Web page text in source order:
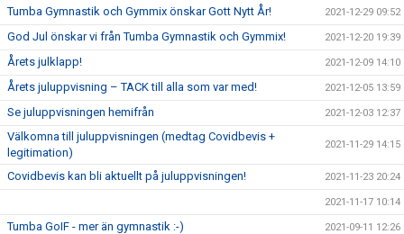
Tumba Gymnastik och Gymmix önskar Gott Nytt År! 2021-12-29 09:52
God Jul önskar vi från Tumba Gymnastik och Gymmix! 2021-12-20 19:39
Årets julklapp! 2021-12-09 14:10
Årets juluppvisning – TACK till alla som var med! 2021-12-05 13:59
Se juluppvisningen hemifrån 2021-12-03 12:37
Välkomna till juluppvisningen (medtag Covidbevis +
legitimation)
2021-11-29 14:15
Covidbevis kan bli aktuellt på juluppvisningen! 2021-11-23 20:24
2021-11-17 10:14
Tumba GoIF - mer än gymnastik :-) 2021-09-11 12:26